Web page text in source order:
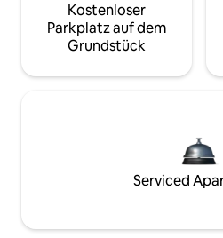
Kostenloser
Parkplatz auf dem
Grundstück
Serviced